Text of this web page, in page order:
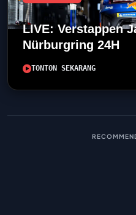
LIVE: Verstappen
Nürburgring 24H
TONTON SEKARANG